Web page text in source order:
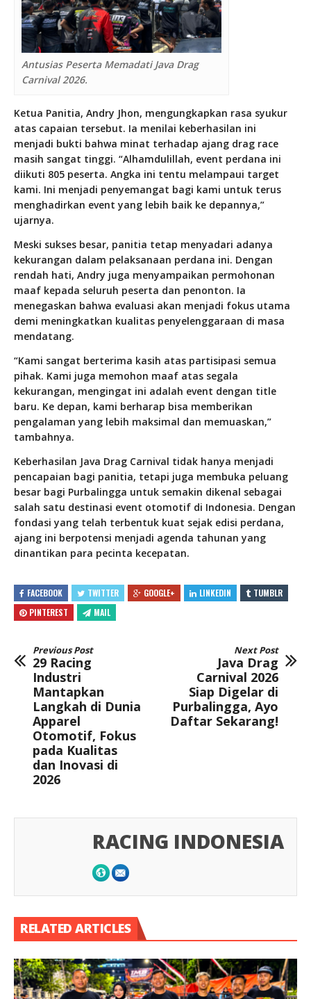
Antusias Peserta Memadati Java Drag
Carnival 2026.
Ketua Panitia, Andry Jhon, mengungkapkan rasa syukur
atas capaian tersebut. Ia menilai keberhasilan ini
menjadi bukti bahwa minat terhadap ajang drag race
masih sangat tinggi. “Alhamdulillah, event perdana ini
diikuti 805 peserta. Angka ini tentu melampaui target
kami. Ini menjadi penyemangat bagi kami untuk terus
menghadirkan event yang lebih baik ke depannya,”
ujarnya.
Meski sukses besar, panitia tetap menyadari adanya
kekurangan dalam pelaksanaan perdana ini. Dengan
rendah hati, Andry juga menyampaikan permohonan
maaf kepada seluruh peserta dan penonton. Ia
menegaskan bahwa evaluasi akan menjadi fokus utama
demi meningkatkan kualitas penyelenggaraan di masa
mendatang.
“Kami sangat berterima kasih atas partisipasi semua
pihak. Kami juga memohon maaf atas segala
kekurangan, mengingat ini adalah event dengan title
baru. Ke depan, kami berharap bisa memberikan
pengalaman yang lebih maksimal dan memuaskan,”
tambahnya.
Keberhasilan Java Drag Carnival tidak hanya menjadi
pencapaian bagi panitia, tetapi juga membuka peluang
besar bagi Purbalingga untuk semakin dikenal sebagai
salah satu destinasi event otomotif di Indonesia. Dengan
fondasi yang telah terbentuk kuat sejak edisi perdana,
ajang ini berpotensi menjadi agenda tahunan yang
dinantikan para pecinta kecepatan.
FACEBOOK TWITTER GOOGLE+ LINKEDIN
TUMBLR
PINTEREST
MAIL
Previous Post
29 Racing
Industri
Mantapkan
Langkah di Dunia
Apparel
Otomotif, Fokus
pada Kualitas
dan Inovasi di
2026
Next Post
Java Drag
Carnival 2026
Siap Digelar di
Purbalingga, Ayo
Daftar Sekarang!
RACING INDONESIA
RELATED ARTICLES